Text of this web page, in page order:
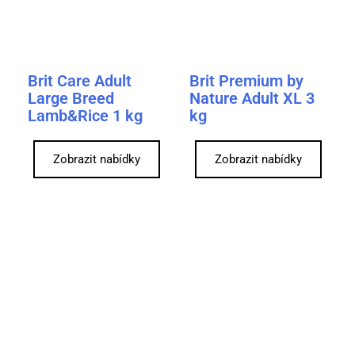
Brit Care Adult
Large Breed
Lamb&Rice 1 kg
Zobrazit nabídky
Brit Premium by
Nature Adult XL 3
kg
Zobrazit nabídky